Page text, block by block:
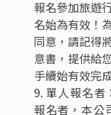
注意事項
※(投保年齡及
14歲(含)以下
死亡或殘廢